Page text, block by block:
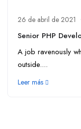
26 de abril de 2021
Senior PHP
A job ravenously
outside....
Leer más